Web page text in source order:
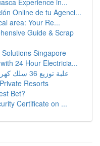
Experience in...
Online de tu Agenci...
area: Your Re...
Guide & Scrap
Singapore
24 Hour Electricia...
علبة توزيع 36 سلك كهرباء في مصر: إرشادات شامل
Resorts
Bet?
Certificate on ...